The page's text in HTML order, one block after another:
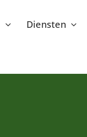
Diensten